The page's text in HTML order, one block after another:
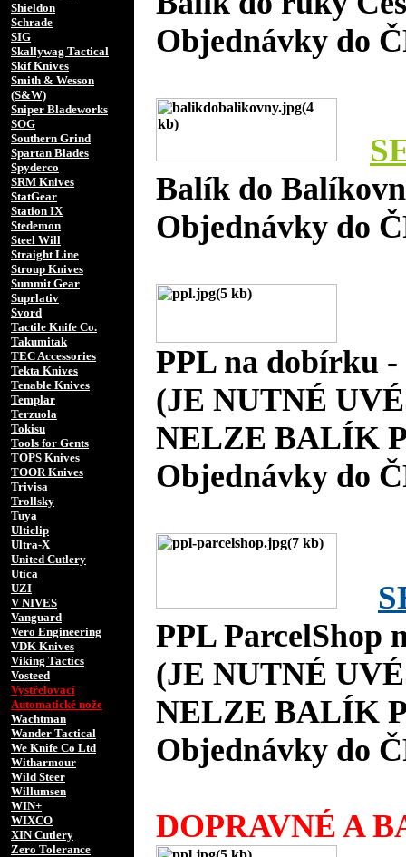
Shieldon
Schrade
SIG
Skallywag Tactical
Skif Knives
Smith & Wesson
(S&W)
Sniper Bladeworks
SOG
Southern Grind
Spartan Blades
Spyderco
SRM Knives
StatGear
Station IX
Stedemon
Steel Will
Straight Line
Stroup Knives
Summit Gear
Suprlativ
Svord
Tactile Knife Co.
Takumitak
TEC Accessories
Tekta Knives
Tenable Knives
Templar
Terzuola
Tokisu
Tools for Gents
TOPS Knives
TOOR Knives
Trivisa
Trollsky
Tuya
Ulticlip
Ultra-X
United Cutlery
Utica
UZI
V NIVES
Vanguard
Vero Engineering
VDK Knives
Viking Tactics
Vosteed
Vystřelovací
Automatické nože
Wachtman
Wander Tactical
We Knife Co Ltd
Witharmour
Wild Steer
Willumsen
WIN+
WIXCO
XIN Cutlery
Zero Tolerance
Objednávky do
Balík do
Objednávky do
PPL na dobírku
(JE NUTNÉ
NELZE BALÍK
Objednávky do
PPL ParcelShop
(JE NUTNÉ
NELZE BALÍK
Objednávky do
DOPRAVNÉ A